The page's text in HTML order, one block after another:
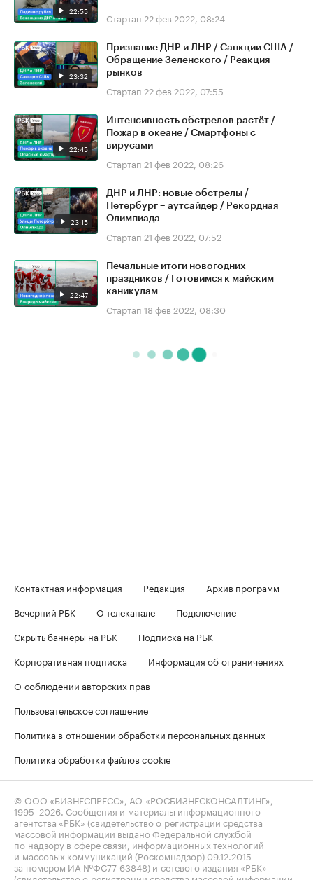
22:55 Стартап 22 фев 2022, 08:24
23:32
Признание ДНР и ЛНР / Санкции США /
Обращение Зеленского / Реакция
рынков
Стартап 22 фев 2022, 07:55
22:45
Интенсивность обстрелов растёт /
Пожар в океане / Смартфоны с
вирусами
Стартап 21 фев 2022, 08:26
23:15
ДНР и ЛНР: новые обстрелы /
Петербург – аутсайдер / Рекордная
Олимпиада
Стартап 21 фев 2022, 07:52
22:47
Печальные итоги новогодних
праздников / Готовимся к майским
каникулам
Стартап 18 фев 2022, 08:30
Контактная информация Редакция
Архив программ
Вечерний РБК
О телеканале
Подключение
Скрыть баннеры на РБК
Подписка на РБК
Корпоративная подписка
Информация об ограничениях
О соблюдении авторских прав
Пользовательское соглашение
Политика в отношении обработки персональных данных
Политика обработки файлов cookie
© ООО «БИЗНЕСПРЕСС», АО «РОСБИЗНЕСКОНСАЛТИНГ»,
1995–2026 . Сообщения и материалы информационного
агентства «РБК» (свидетельство о регистрации средства
массовой информации выдано Федеральной службой
по надзору в сфере связи, информационных технологий
и массовых коммуникаций (Роскомнадзор) 09.12.2015
за номером ИА №ФС77-63848) и сетевого издания «РБК»